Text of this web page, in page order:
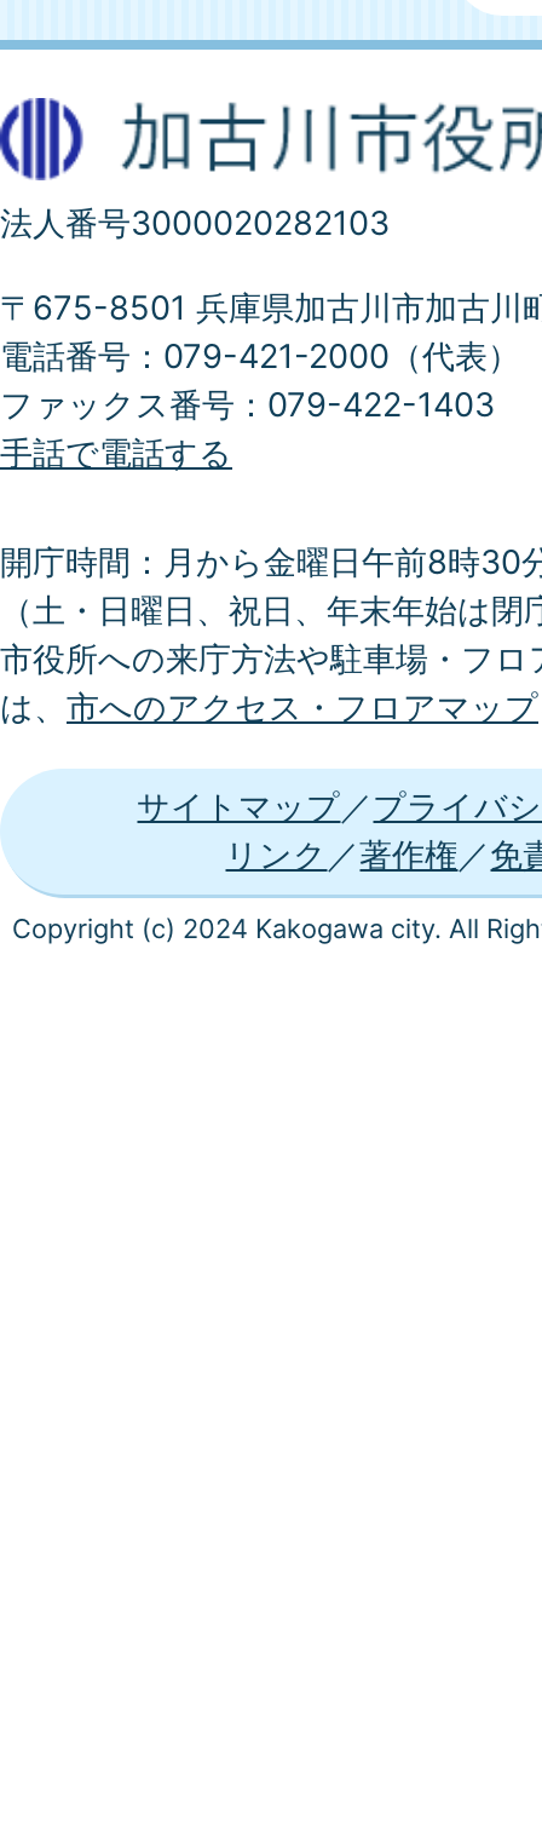
法人番号3000020282103
〒675-8501 兵庫県加古川市加古川
電話番号：079-421-2000（代表）
ファックス番号：079-422-1403
手話で電話する
開庁時間：月から金曜日午前8時30
（土・日曜日、祝日、年末年始は閉
市役所への来庁方法や駐車場・フ
は、 市へのアクセス・フロアマップ
サイトマップ
プライバ
リンク
著作権 免
Copyright (c) 2024 Kakogawa city. All